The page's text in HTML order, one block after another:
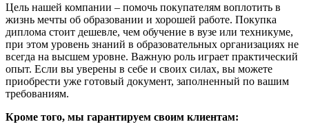
Цель нашей компании – помочь покупателям воплотить в
жизнь мечты об образовании и хорошей работе. Покупка
диплома стоит дешевле, чем обучение в вузе или техникуме,
при этом уровень знаний в образовательных организациях не
всегда на высшем уровне. Важную роль играет практический
опыт. Если вы уверены в себе и своих силах, вы можете
приобрести уже готовый документ, заполненный по вашим
требованиям.
Кроме того, мы гарантируем своим клиентам: